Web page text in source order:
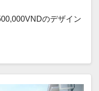
のデザイン